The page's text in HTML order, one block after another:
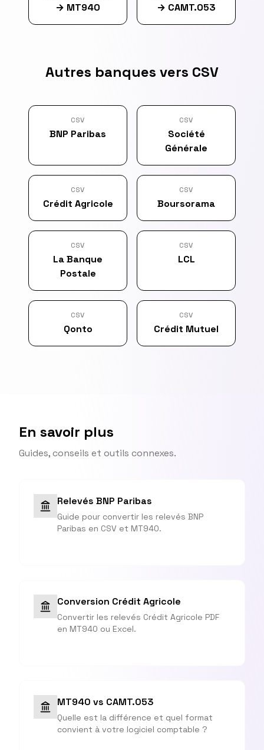
→ MT940
→ CAMT.053
Autres banques vers CSV
CSV
BNP Paribas
CSV
Société
Générale
CSV
Crédit Agricole
CSV
Boursorama
CSV
La Banque
Postale
CSV
LCL
CSV
Qonto
CSV
Crédit Mutuel
En savoir plus
Guides, conseils et outils connexes.
Relevés BNP Paribas
Guide pour convertir les relevés BNP
Paribas en CSV et MT940.
Conversion Crédit Agricole
Convertir les relevés Crédit Agricole PDF
en MT940 ou Excel.
MT940 vs CAMT.053
Quelle est la différence et quel format
convient à votre logiciel comptable ?